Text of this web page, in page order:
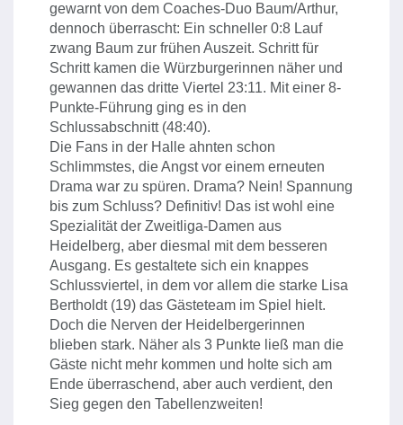
gewarnt von dem Coaches-Duo Baum/Arthur,
dennoch überrascht: Ein schneller 0:8 Lauf
zwang Baum zur frühen Auszeit. Schritt für
Schritt kamen die Würzburgerinnen näher und
gewannen das dritte Viertel 23:11. Mit einer 8-
Punkte-Führung ging es in den
Schlussabschnitt (48:40).
Die Fans in der Halle ahnten schon
Schlimmstes, die Angst vor einem erneuten
Drama war zu spüren. Drama? Nein! Spannung
bis zum Schluss? Definitiv! Das ist wohl eine
Spezialität der Zweitliga-Damen aus
Heidelberg, aber diesmal mit dem besseren
Ausgang. Es gestaltete sich ein knappes
Schlussviertel, in dem vor allem die starke Lisa
Bertholdt (19) das Gästeteam im Spiel hielt.
Doch die Nerven der Heidelbergerinnen
blieben stark. Näher als 3 Punkte ließ man die
Gäste nicht mehr kommen und holte sich am
Ende überraschend, aber auch verdient, den
Sieg gegen den Tabellenzweiten!